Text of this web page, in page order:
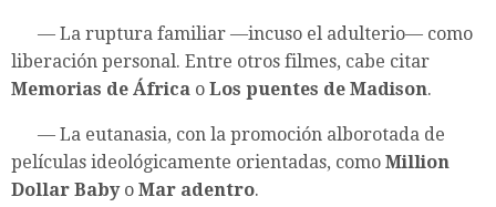
— La ruptura familiar —incuso el adulterio— como
liberación personal. Entre otros filmes, cabe citar
Memorias de África o Los puentes de Madison.
— La eutanasia, con la promoción alborotada de
películas ideológicamente orientadas, como Million
Dollar Baby o Mar adentro.